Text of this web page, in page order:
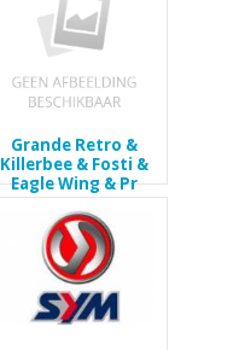
Grande Retro &
Killerbee & Fosti &
Eagle Wing & Pr